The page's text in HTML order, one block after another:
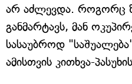
არ აძლევდა. როგორც
განმარტავს, მან
სასაუბროდ
ამისთვის კითხვა-